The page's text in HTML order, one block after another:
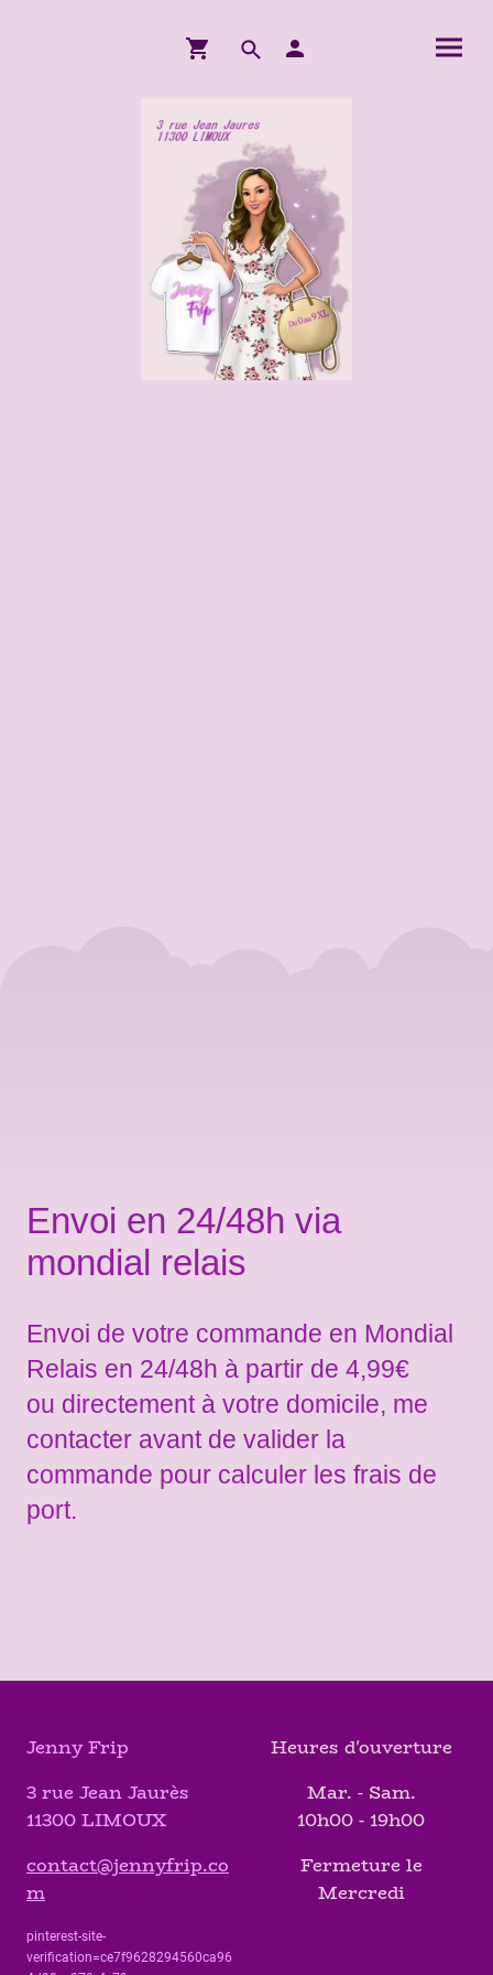
Envoi en 24/48h via
mondial relais
Envoi de votre commande en Mondial
Relais en 24/48h à partir de 4,99€
ou directement à votre domicile, me
contacter avant de valider la
commande pour calculer les frais de
port.
Jenny Frip
3 rue Jean Jaurès
11300 LIMOUX
contact@jennyfrip.co
m
pinterest-site-
verification=ce7f9628294560ca96
Heures d'ouverture
Mar. - Sam.
10h00 - 19h00
Fermeture le
Mercredi